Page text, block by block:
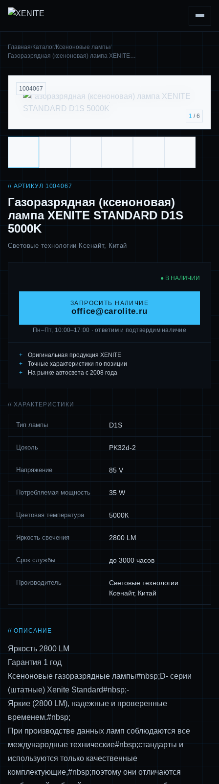
Главная/Каталог/Ксеноновые лампы/
Газоразрядная (ксеноновая) лампа XENITE…
1004067
1 / 6
// АРТИКУЛ 1004067
Газоразрядная (ксеноновая)
лампа XENITE STANDARD D1S
5000K
Световые технологии Ксенайт, Китай
● В НАЛИЧИИ
ЗАПРОСИТЬ НАЛИЧИЕ
office@carolite.ru
Пн–Пт, 10:00–17:00 · ответим и подтвердим наличие
Оригинальная продукция XENITE
Точные характеристики по позиции
На рынке автосвета с 2008 года
// ХАРАКТЕРИСТИКИ
Тип лампы D1S
Цоколь PK32d-2
Напряжение 85 V
Потребляемая мощность 35 W
Цветовая температура 5000К
Яркость свечения 2800 LM
Срок службы до 3000 часов
Производитель
Световые технологии
Ксенайт, Китай
// ОПИСАНИЕ
Яркость 2800 LM
Гарантия 1 год
Ксеноновые газоразрядные лампы#nbsp;D- серии
(штатные) Xenite Standard#nbsp;-
Яркие (2800 LM), надежные и проверенные
временем.#nbsp;
При производстве данных ламп соблюдаются все
международные технические#nbsp;стандарты и
используются только качественные
комплектующие,#nbsp;поэтому они отличаются